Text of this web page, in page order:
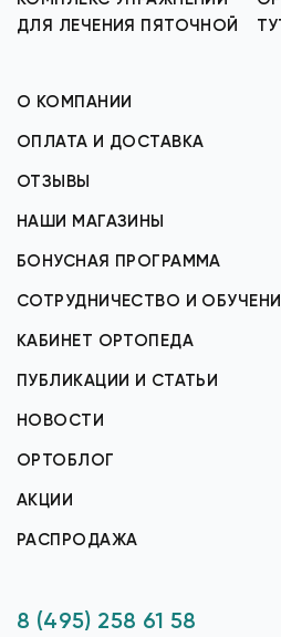
ДЛЯ ЛЕЧЕНИЯ ПЯТОЧНОЙ
О КОМПАНИИ
ОПЛАТА И ДОСТАВКА
ОТЗЫВЫ
НАШИ МАГАЗИНЫ
БОНУСНАЯ ПРОГРАММА
СОТРУДНИЧЕСТВО И
КАБИНЕТ ОРТОПЕДА
ПУБЛИКАЦИИ И СТАТЬИ
НОВОСТИ
ОРТОБЛОГ
АКЦИИ
РАСПРОДАЖА
8 (495) 258 61 58